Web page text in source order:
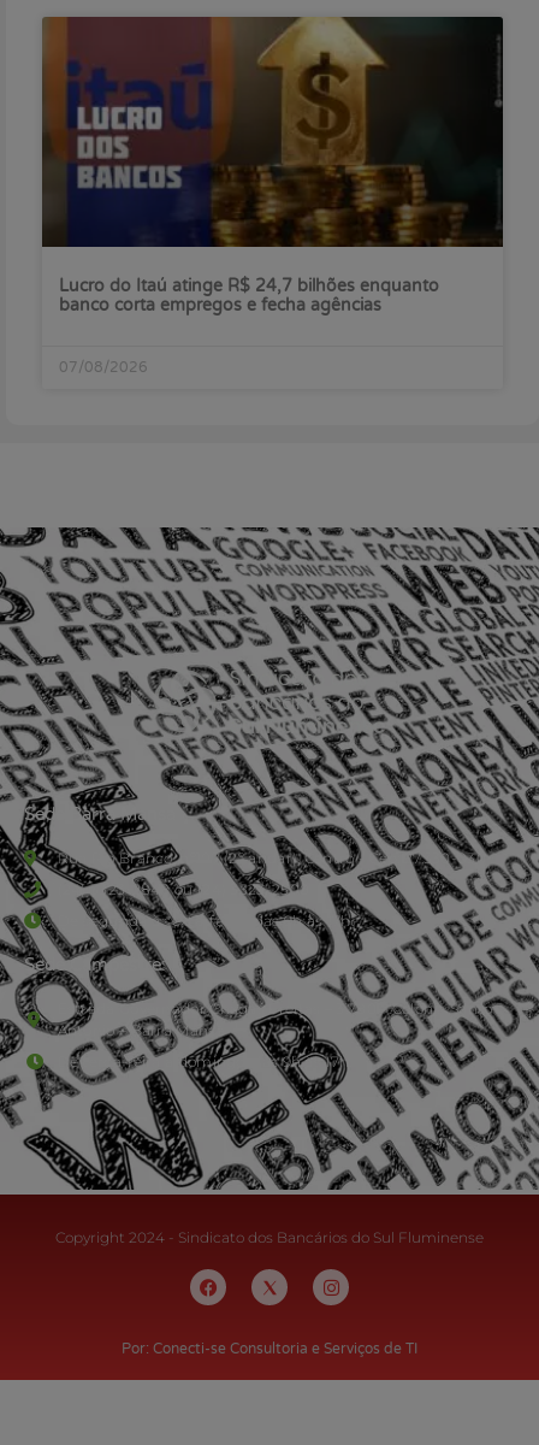
Lucro do Itaú atinge R$ 24,7 bilhões enquanto
banco corta empregos e fecha agências
07/08/2026
Sede Barra Mansa
Rua Rio Branco, nº107 (2º andar), Centro - Cep: 27.330-030
(24) 3323-2848 ou (24) 3323-2500
De segunda à sexta-feira , das 9h às 17h.
Sede Campestre:
Estrada Governador Chagas Freitas – 3.780 – Colônia Santo
Antônio – Barra Mansa
De terça-feira a domingo, das 9h às 17h
Copyright 2024 - Sindicato dos Bancários do Sul Fluminense
Por: Conecti-se Consultoria e Serviços de TI